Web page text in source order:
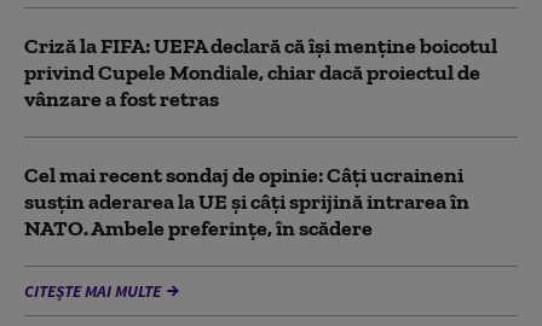
Criză la FIFA: UEFA declară că îşi menţine boicotul
privind Cupele Mondiale, chiar dacă proiectul de
vânzare a fost retras
Cel mai recent sondaj de opinie: Câți ucraineni
susțin aderarea la UE și câți sprijină intrarea în
NATO. Ambele preferințe, în scădere
CITEȘTE MAI MULTE